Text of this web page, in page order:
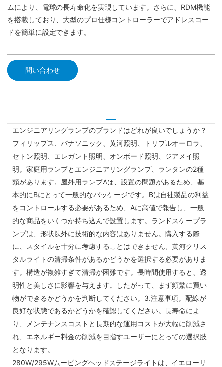
ムにより、電球の長寿命化を実現しています。さらに、RDM機能
を搭載しており、大型のプロ仕様コントローラーでアドレスコー
ドを簡単に設定できます。
問い合わせ
エンジニアリングランプのブランドはどれが良いでしょうか？
フィリップス、パナソニック、黄河照明、トリプルオーロラ、
セトン照明、エレガント照明、オンボード照明、ジアメイ照
明。家庭用ランプとエンジニアリングランプ、ランタンの2種
類があります。屋外用ランプAは、設置の問題があるため、基
本的にBにとって一般的なパッケージです。Bは自社製品の利益
をコントロールする必要があるため、Aに高値で報告し、一般
的な商品をいくつか持ち込んで設置します。ランドスケープラ
ンプは、形状以外に技術的な内容はありません。購入する際
に、スタイルを十分に考慮することはできません。黄河クリス
タルライトの清掃条件があるかどうかを選択する必要がありま
す。構造が複雑すぎて清掃が困難です。長時間使用すると、透
明性と美しさに影響を与えます。したがって、まず頻繁に買い
物ができるかどうかを判断してください。3.注意事項。配線が
良好な状態であるかどうかを確認してください。長寿命によ
り、メンテナンスコストと長期的な運用コストが大幅に削減さ
れ、エネルギー料金の削減を目指すユーザーにとっての選択肢
となります。
280W/295Wムービングヘッドステージライトは、イエローリ